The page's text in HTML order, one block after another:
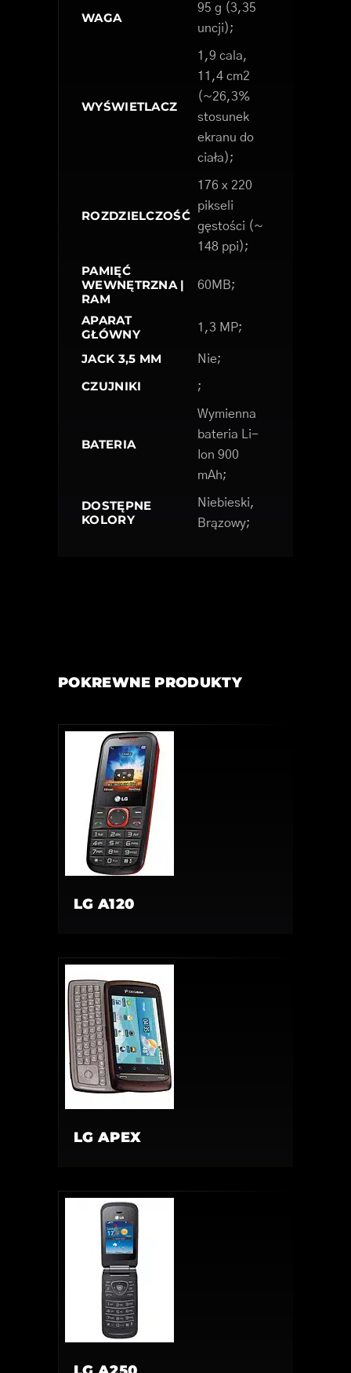
WAGA
95 g (3,35
uncji);
WYŚWIETLACZ
1,9 cala,
11,4 cm2
(~26,3%
stosunek
ekranu do
ciała);
ROZDZIELCZOŚĆ
176 x 220
pikseli
gęstości (~
148 ppi);
PAMIĘĆ
WEWNĘTRZNA |
RAM
60MB;
APARAT
GŁÓWNY
1,3 MP;
JACK 3,5 MM Nie;
CZUJNIKI ;
BATERIA
Wymienna
bateria Li-
Ion 900
mAh;
DOSTĘPNE
KOLORY
Niebieski,
Brązowy;
POKREWNE PRODUKTY
LG A120
LG APEX